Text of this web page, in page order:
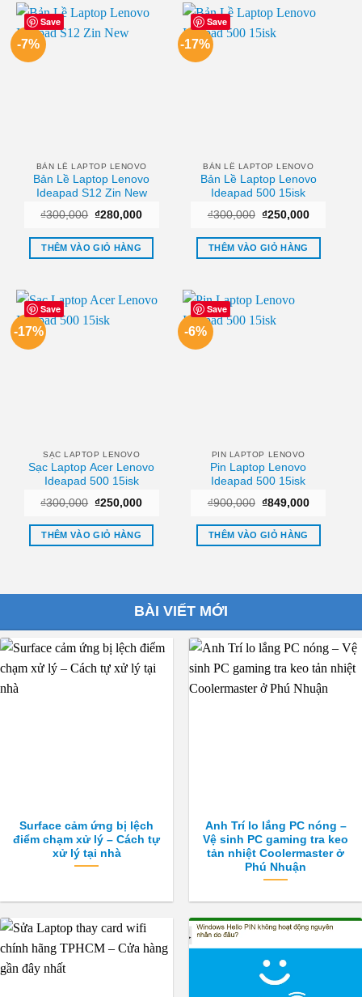
Save
-7%
BẢN LỀ LAPTOP LENOVO
Bản Lề Laptop Lenovo
Ideapad S12 Zin New
₫300,000 Giá
là:
₫300,000.
₫280,000Giá
tại
₫280,000.
THÊM VÀO GIỎ HÀNG
Save
-17%
BẢN LỀ LAPTOP LENOVO
Bản Lề Laptop Lenovo
Ideapad 500 15isk
₫300,000 Giá
là:
₫300,000.
₫250,000Giá
tại
₫250,000.
THÊM VÀO GIỎ HÀNG
Save
-17%
SẠC LAPTOP LENOVO
Sạc Laptop Acer Lenovo
Ideapad 500 15isk
₫300,000 Giá
là:
₫300,000.
₫250,000Giá
tại
₫250,000.
THÊM VÀO GIỎ HÀNG
Save
-6%
PIN LAPTOP LENOVO
Pin Laptop Lenovo
Ideapad 500 15isk
₫900,000 Giá
là:
₫900,000.
₫849,000Giá
tại
₫849,000.
THÊM VÀO GIỎ HÀNG
BÀI VIẾT MỚI
Surface cảm ứng bị lệch
điểm chạm xử lý – Cách tự
xử lý tại nhà
Anh Trí lo lắng PC nóng –
Vệ sinh PC gaming tra keo
tản nhiệt Coolermaster ở
Phú Nhuận